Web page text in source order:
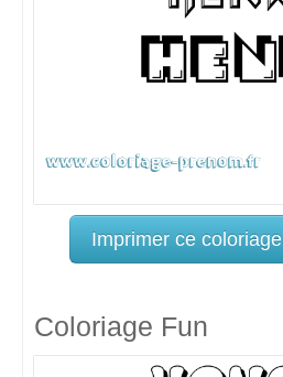
Imprimer ce coloriage
Coloriage Fun